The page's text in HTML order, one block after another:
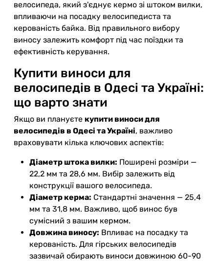
велосипеда, який з'єднує кермо зі штоком вилки,
впливаючи на посадку велосипедиста та
керованість байка. Від правильного вибору
виносу залежить комфорт під час поїздки та
ефективність керування.
Купити виноси для
велосипедів в Одесі та Україні:
що варто знати
Якщо ви плануєте купити виноси для
велосипедів в Одесі та Україні, важливо
враховувати кілька ключових аспектів:
Діаметр штока вилки: Поширені розміри —
22,2 мм та 28,6 мм. Вибір залежить від
конструкції вашого велосипеда.
Діаметр керма: Стандартні значення — 25,4
мм та 31,8 мм. Важливо, щоб винос був
сумісний з вашим кермом.
Довжина виносу: Впливає на посадку та
керованість. Для гірських велосипедів
зазвичай обирають виноси довжиною 60-90